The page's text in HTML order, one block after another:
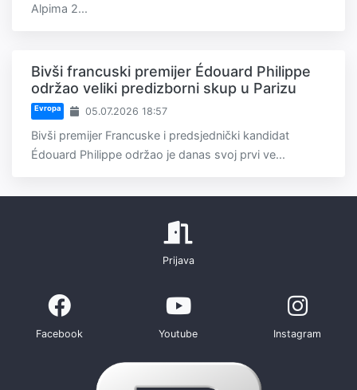
Alpima 2...
Bivši francuski premijer Édouard Philippe
održao veliki predizborni skup u Parizu
Evropa 05.07.2026 18:57
Bivši premijer Francuske i predsjednički kandidat
Édouard Philippe održao je danas svoj prvi ve...
Prijava
Facebook Youtube Instagram